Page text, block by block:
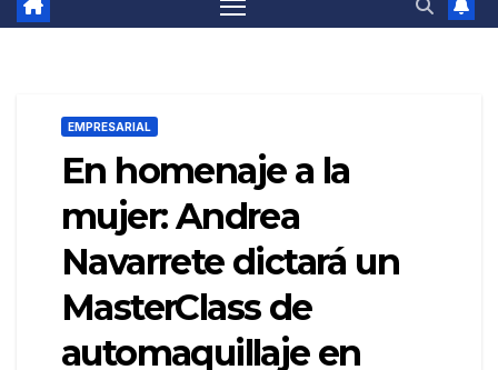
EMPRESARIAL
En homenaje a la
mujer: Andrea
Navarrete dictará un
MasterClass de
automaquillaje en